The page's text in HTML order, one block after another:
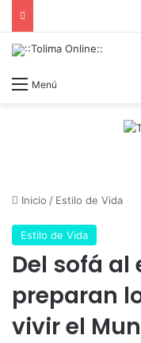
Menú
Inicio / Estilo de Vida
Estilo de Vida
Del sofá al
preparan
vivir el